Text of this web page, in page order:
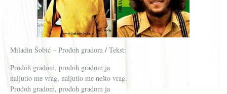
Miladin Šobić – Prođoh gradom / Tekst:
Prođoh gradom, prođoh gradom ja
naljutio me vrag, naljutio me nešto vrag.
Prođoh gradom, prođoh gradom ja